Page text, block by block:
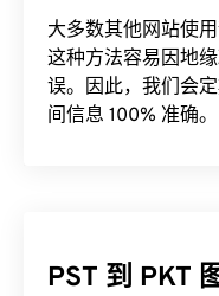
大多数其他网站使
这种方法容易因地
误。因此，我们会
间信息 100% 准确。
PST 到 PKT